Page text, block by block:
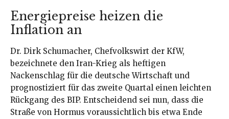
Energiepreise heizen die
Inflation an
Dr. Dirk Schumacher, Chefvolkswirt der KfW,
bezeichnete den Iran-Krieg als heftigen
Nackenschlag für die deutsche Wirtschaft und
prognostiziert für das zweite Quartal einen leichten
Rückgang des BIP. Entscheidend sei nun, dass die
Straße von Hormus voraussichtlich bis etwa Ende